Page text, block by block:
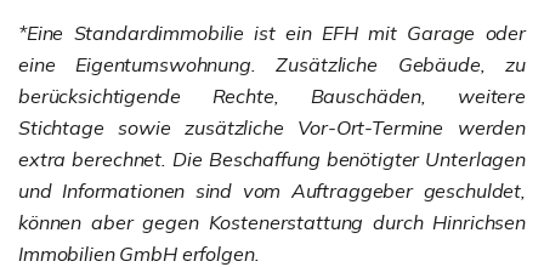
*Eine Standardimmobilie ist ein EFH mit Garage oder
eine Eigentumswohnung. Zusätzliche Gebäude, zu
berücksichtigende Rechte, Bauschäden, weitere
Stichtage sowie zusätzliche Vor-Ort-Termine werden
extra berechnet. Die Beschaffung benötigter Unterlagen
und Informationen sind vom Auftraggeber geschuldet,
können aber gegen Kostenerstattung durch Hinrichsen
Immobilien GmbH erfolgen.